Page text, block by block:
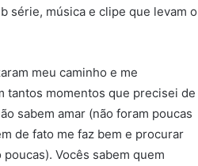
série, música e clipe que levam o
meu caminho e me
tantos momentos que precisei de
sabem amar (não foram poucas
de fato me faz bem e procurar
Vocês sabem quem